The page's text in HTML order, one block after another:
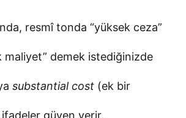
resmî tonda “yüksek ceza”
maliyet” demek istediğinizde
substantial cost (ek bir
güven verir.